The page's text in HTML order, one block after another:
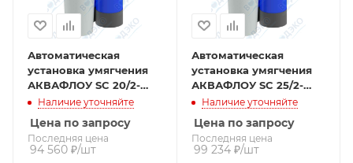
Автоматическая
установка умягчения
АКВАФЛОУ SC 20/2-
VTT1Наличие уточняйте
Цена по запросу
Последняя цена
94 560 ₽/шт
Автоматическая
установка умягчения
АКВАФЛОУ SC 25/2-
VTT1Наличие уточняйте
Цена по запросу
Последняя цена
99 234₽/шт